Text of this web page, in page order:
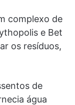
complexo de
e Bet
os resíduos,
de
água